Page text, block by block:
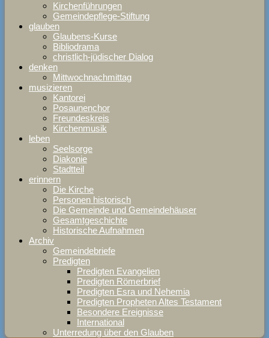
Kirchenführungen
Gemeindepflege-Stiftung
glauben
Glaubens-Kurse
Bibliodrama
christlich-jüdischer Dialog
denken
Mittwochnachmittag
musizieren
Kantorei
Posaunenchor
Freundeskreis
Kirchenmusik
leben
Seelsorge
Diakonie
Stadtteil
erinnern
Die Kirche
Personen historisch
Die Gemeinde und Gemeindehäuser
Gesamtgeschichte
Historische Aufnahmen
Archiv
Gemeindebriefe
Predigten
Predigten Evangelien
Predigten Römerbrief
Predigten Esra und Nehemia
Predigten Propheten Altes Testament
Besondere Ereignisse
International
Unterredung über den Glauben